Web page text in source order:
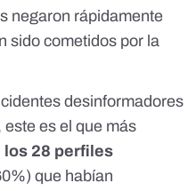
negaron rápidamente
sido cometidos por la
desinformadores
es el que más
los 28 perfiles
que habían